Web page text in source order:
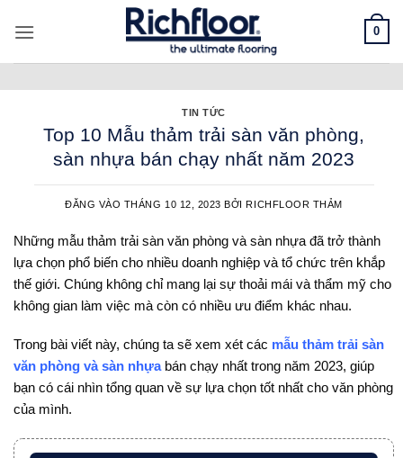
qua
0
TIN TỨC
Top 10 Mẫu thảm trải sàn văn phòng,
sàn nhựa bán chạy nhất năm 2023
ĐĂNG VÀO THÁNG 10 12, 2023 BỞI RICHFLOOR THẢM
Những mẫu thảm trải sàn văn phòng và sàn nhựa đã trở thành
lựa chọn phổ biến cho nhiều doanh nghiệp và tổ chức trên khắp
thế giới. Chúng không chỉ mang lại sự thoải mái và thẩm mỹ cho
không gian làm việc mà còn có nhiều ưu điểm khác nhau.
Trong bài viết này, chúng ta sẽ xem xét các mẫu thảm trải sàn
văn phòng và sàn nhựabán chạy nhất trong năm 2023, giúp
bạn có cái nhìn tổng quan về sự lựa chọn tốt nhất cho văn phòng
của mình.